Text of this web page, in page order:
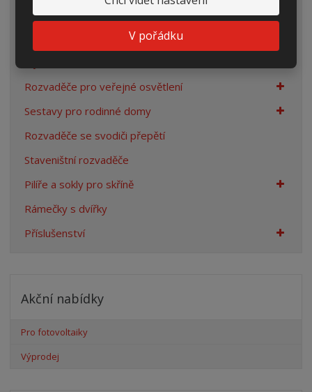
V pořádku
Rozpojovací jistící skříně
Rozvaděče pro veřejné osvětlení
Sestavy pro rodinné domy
Rozvaděče se svodiči přepětí
Staveništní rozvaděče
Pilíře a sokly pro skříně
Rámečky s dvířky
Příslušenství
Akční nabídky
Pro fotovoltaiky
Výprodej